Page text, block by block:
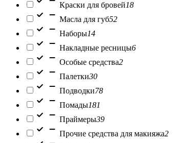
Краски для бровей18
Масла для губ52
Наборы14
Накладные ресницы6
Особые средства2
Палетки30
Подводки78
Помады181
Праймеры39
Прочие средства для макияжа2